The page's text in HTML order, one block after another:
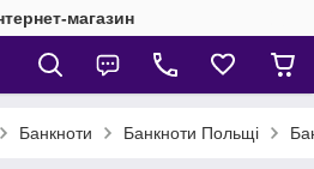
магазин
Банкноти Банкноти Польщі